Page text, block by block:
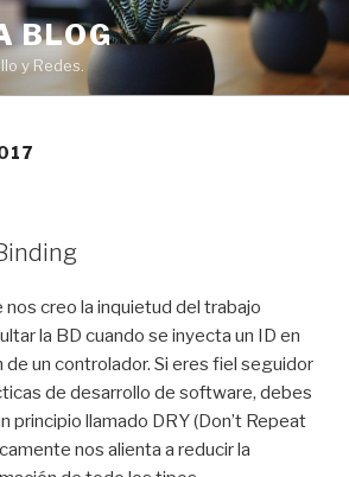
BLOG
y Redes.
creo la inquietud del trabajo
la BD cuando se inyecta un ID en
de un controlador. Si eres fiel seguidor
de desarrollo de software, debes
principio llamado DRY (Don’t Repeat
nos alienta a reducir la